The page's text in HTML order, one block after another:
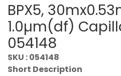
BPX5,
1.0µm(df)
054148
SKU : 054148
Short Description